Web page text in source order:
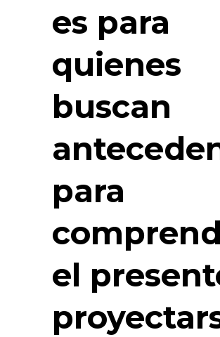
es para
quienes
buscan
para
el